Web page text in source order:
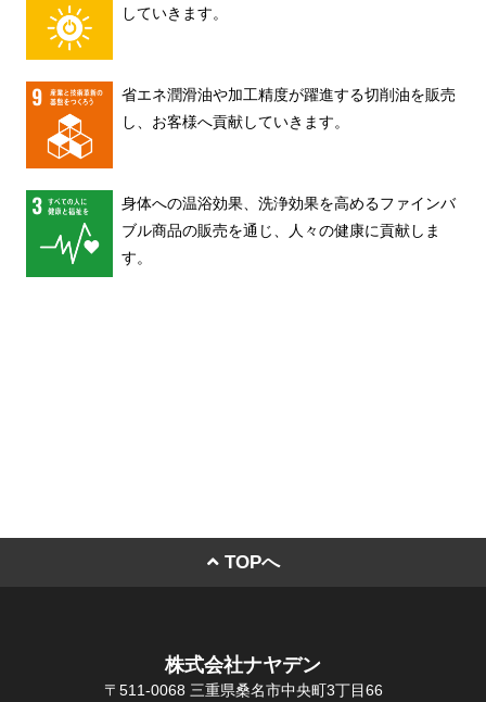
していきます。
省エネ潤滑油や加工精度が躍進する切削油を販売
し、お客様へ貢献していきます。
身体への温浴効果、洗浄効果を高めるファインバ
ブル商品の販売を通じ、人々の健康に貢献しま
す。
TOPへ
株式会社ナヤデン
〒511-0068 三重県桑名市中央町3丁目66